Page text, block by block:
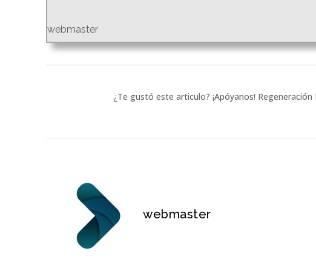
webmaster
¿Te gustó este articulo? ¡Apóyanos!
webmaster